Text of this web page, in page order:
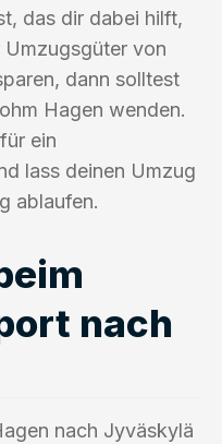
das dir dabei hilft,
Umzugsgüter von
dann solltest
Hagen wenden.
ein
lass deinen Umzug
ablaufen.
nach
nach Jyväskylä